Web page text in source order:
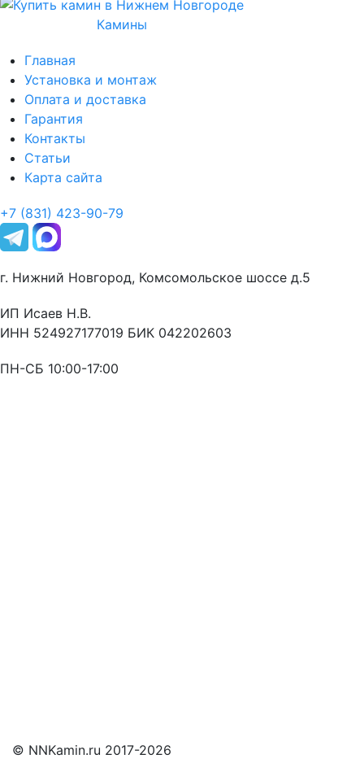
Камины
Главная
Установка и монтаж
Оплата и доставка
Гарантия
Контакты
Статьи
Карта сайта
+7 (831) 423-90-79
г. Нижний Новгород, Комсомольское шоссе д.5
ИП Исаев Н.В.
ИНН 524927177019 БИК 042202603
ПН-СБ 10:00-17:00
© NNKamin.ru 2017-2026